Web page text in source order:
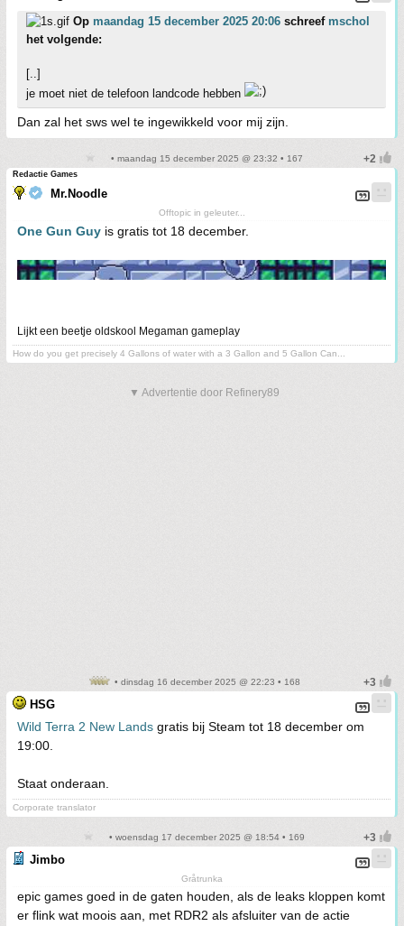
Op maandag 15 december 2025 20:06 schreef mschol
het volgende:
[..]
je moet niet de telefoon landcode hebben
Dan zal het sws wel te ingewikkeld voor mij zijn.
• maandag 15 december 2025 @ 23:32 • 167
Redactie Games
Mr.Noodle
Offtopic in geleuter...
One Gun Guy is gratis tot 18 december.
Lijkt een beetje oldskool Megaman gameplay
How do you get precisely 4 Gallons of water with a 3 Gallon and 5 Gallon Can...
▼ Advertentie door Refinery89
• dinsdag 16 december 2025 @ 22:23 • 168
HSG
Wild Terra 2 New Lands gratis bij Steam tot 18 december om
19:00.
Staat onderaan.
Corporate translator
• woensdag 17 december 2025 @ 18:54 • 169
Jimbo
Gråtrunka
epic games goed in de gaten houden, als de leaks kloppen komt
er flink wat moois aan, met RDR2 als afsluiter van de actie